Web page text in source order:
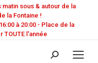
matin sous & autour de la
la Fontaine !
à 20:00 - Place de la
TOUTE l'année
Recherche